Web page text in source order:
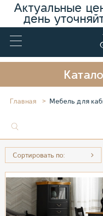
Актуальные
день
Главная Мебель для
Сортировать по: